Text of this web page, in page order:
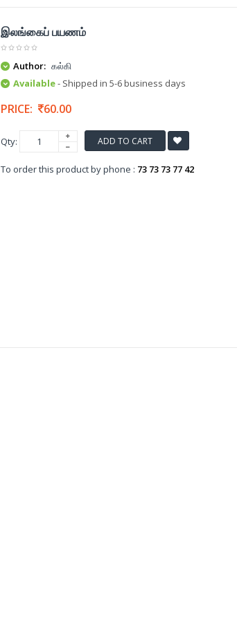
இலங்கைப் பயணம்
Author: கல்கி
Available- Shipped in 5-6 business days
PRICE: 60.00
Qty: ADD TO CART
To order this product by phone : 73 73 73 77 42